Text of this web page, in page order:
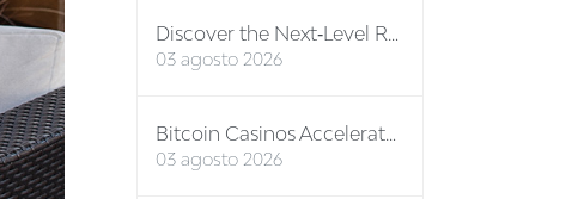
Discover the Next‑Level Rewards Path at the Premier Online Casino No ID
03 agosto 2026
Bitcoin Casinos Accelerate Growth in Q3 2024, Unveiling New Features and Mega Bonuses
03 agosto 2026